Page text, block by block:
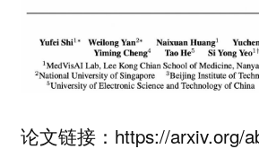
论文链接：https://arxiv.org/